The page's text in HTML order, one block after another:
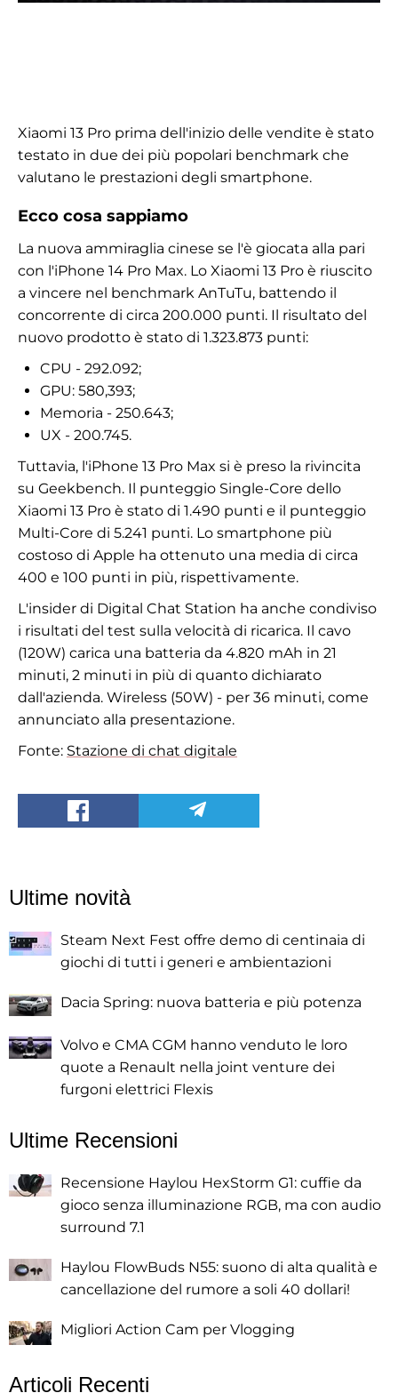
Xiaomi 13 Pro prima dell'inizio delle vendite è stato
testato in due dei più popolari benchmark che
valutano le prestazioni degli smartphone.
Ecco cosa sappiamo
La nuova ammiraglia cinese se l'è giocata alla pari
con l'iPhone 14 Pro Max. Lo Xiaomi 13 Pro è riuscito
a vincere nel benchmark AnTuTu, battendo il
concorrente di circa 200.000 punti. Il risultato del
nuovo prodotto è stato di 1.323.873 punti:
CPU - 292.092;
GPU: 580,393;
Memoria - 250.643;
UX - 200.745.
Tuttavia, l'iPhone 13 Pro Max si è preso la rivincita
su Geekbench. Il punteggio Single-Core dello
Xiaomi 13 Pro è stato di 1.490 punti e il punteggio
Multi-Core di 5.241 punti. Lo smartphone più
costoso di Apple ha ottenuto una media di circa
400 e 100 punti in più, rispettivamente.
L'insider di Digital Chat Station ha anche condiviso
i risultati del test sulla velocità di ricarica. Il cavo
(120W) carica una batteria da 4.820 mAh in 21
minuti, 2 minuti in più di quanto dichiarato
dall'azienda. Wireless (50W) - per 36 minuti, come
annunciato alla presentazione.
Fonte: Stazione di chat digitale
Ultime novità
Steam Next Fest offre demo di centinaia di
giochi di tutti i generi e ambientazioni
Dacia Spring: nuova batteria e più potenza
Volvo e CMA CGM hanno venduto le loro
quote a Renault nella joint venture dei
furgoni elettrici Flexis
Ultime Recensioni
Recensione Haylou HexStorm G1: cuffie da
gioco senza illuminazione RGB, ma con audio
surround 7.1
Haylou FlowBuds N55: suono di alta qualità e
cancellazione del rumore a soli 40 dollari!
Migliori Action Cam per Vlogging
Articoli Recenti